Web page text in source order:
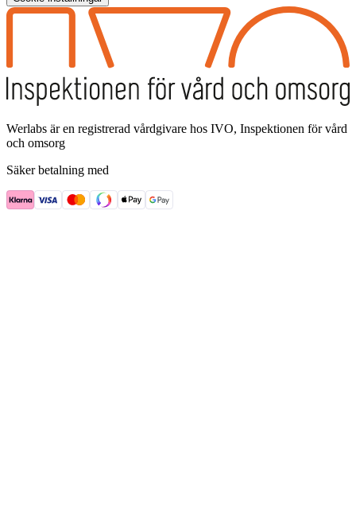
Werlabs är en registrerad vårdgivare hos IVO, Inspektionen för vård
och omsorg
Säker betalning med